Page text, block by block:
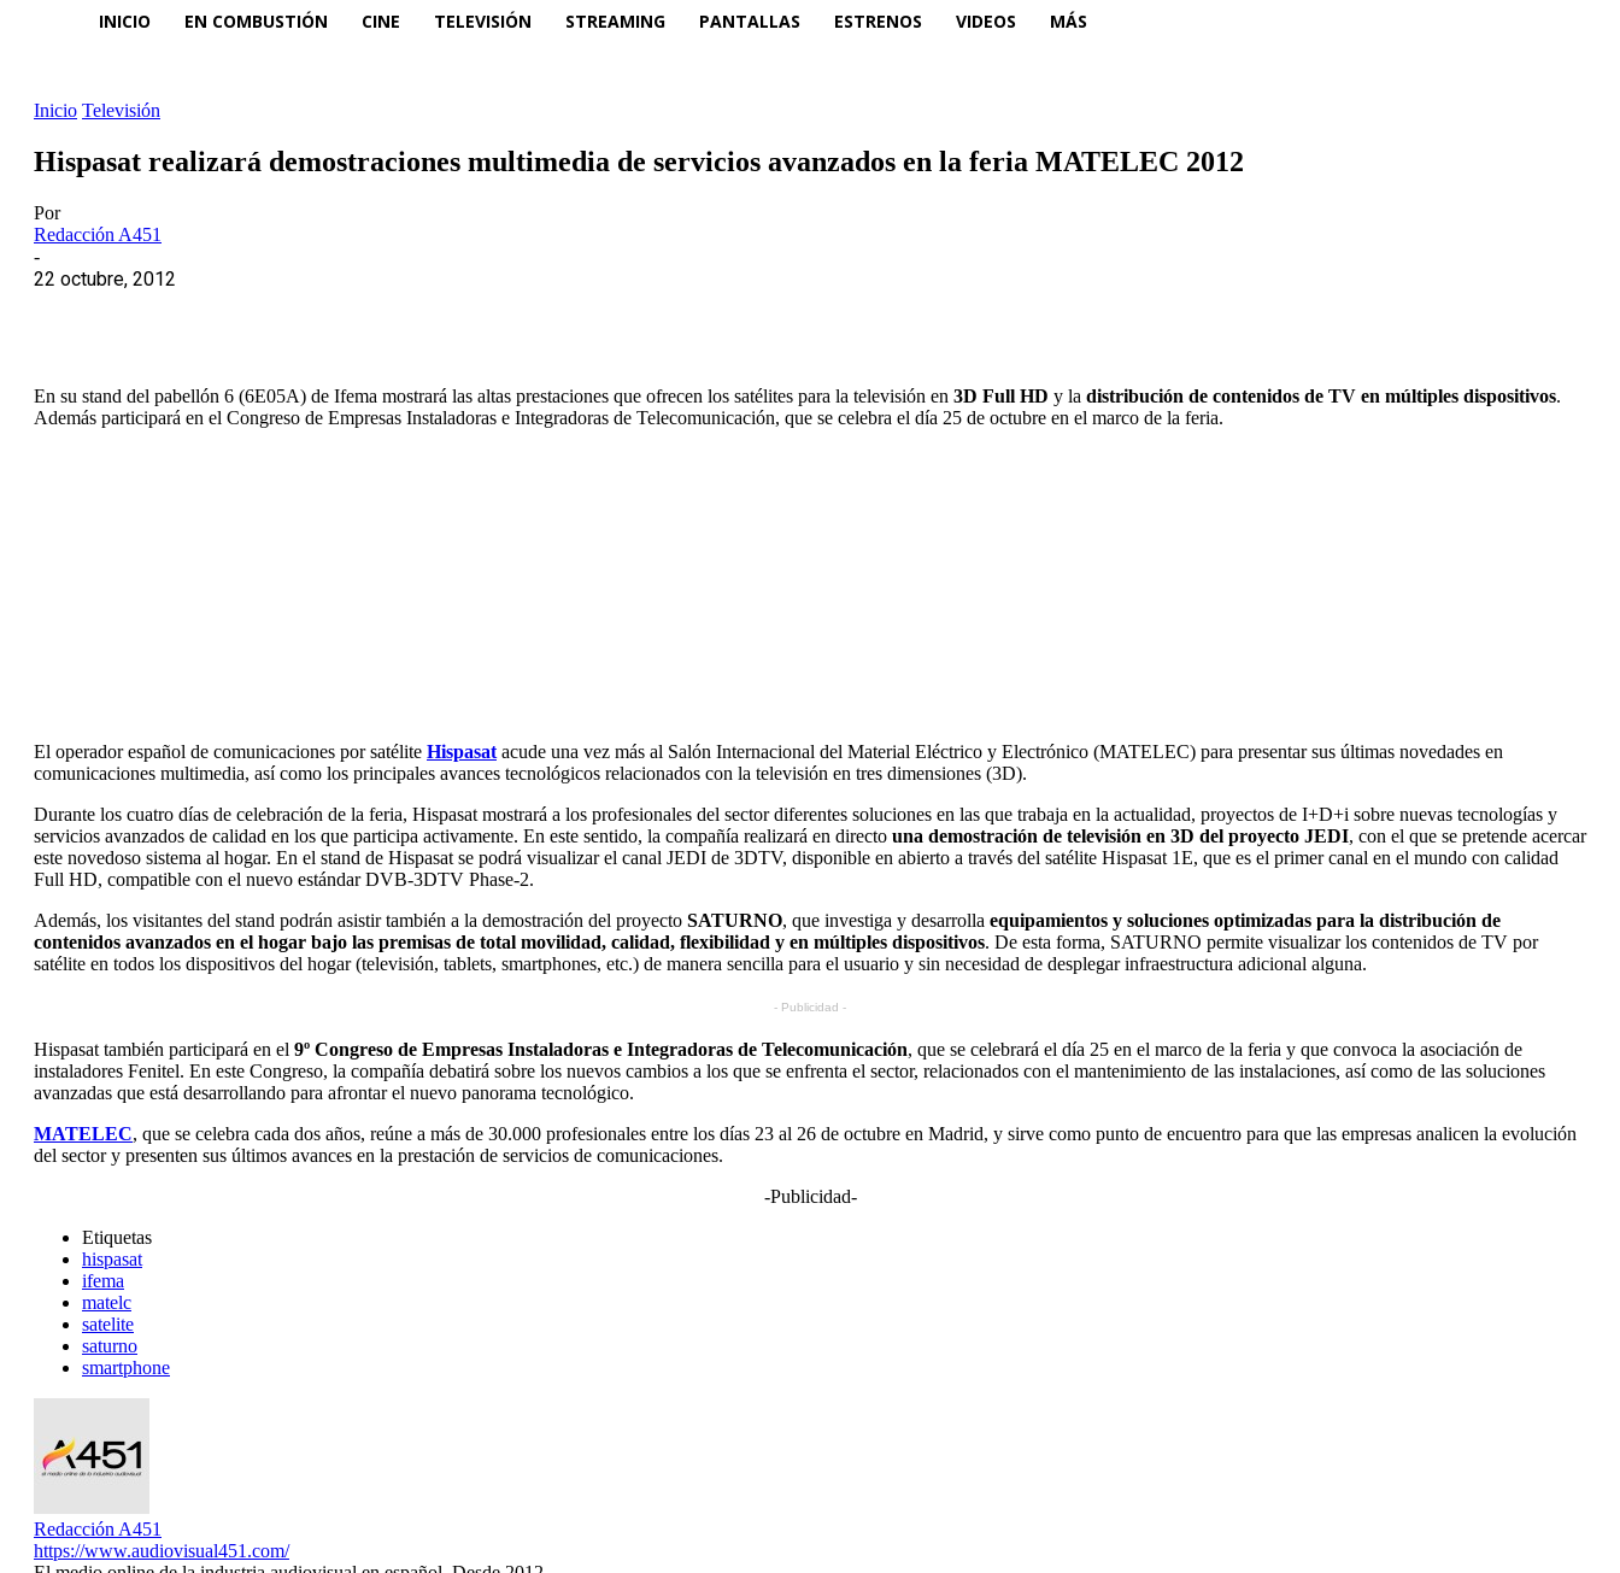
INICIO EN COMBUSTIÓN CINE TELEVISIÓN STREAMING PANTALLAS ESTRENOS VIDEOS MÁS
Inicio Televisión
Hispasat realizará demostraciones multimedia de servicios avanzados en la feria MATELEC 2012
Por
Redacción A451
-
22 octubre, 2012
En su stand del pabellón 6 (6E05A) de Ifema mostrará las altas prestaciones que ofrecen los satélites para la televisión en 3D Full HD y la distribución de contenidos de TV en múltiples dispositivos.
Además participará en el Congreso de Empresas Instaladoras e Integradoras de Telecomunicación, que se celebra el día 25 de octubre en el marco de la feria.
El operador español de comunicaciones por satélite Hispasat acude una vez más al Salón Internacional del Material Eléctrico y Electrónico (MATELEC) para presentar sus últimas novedades en
comunicaciones multimedia, así como los principales avances tecnológicos relacionados con la televisión en tres dimensiones (3D).
Durante los cuatro días de celebración de la feria, Hispasat mostrará a los profesionales del sector diferentes soluciones en las que trabaja en la actualidad, proyectos de I+D+i sobre nuevas tecnologías y
servicios avanzados de calidad en los que participa activamente. En este sentido, la compañía realizará en directo una demostración de televisión en 3D del proyecto JEDI, con el que se pretende acercar
este novedoso sistema al hogar. En el stand de Hispasat se podrá visualizar el canal JEDI de 3DTV, disponible en abierto a través del satélite Hispasat 1E, que es el primer canal en el mundo con calidad
Full HD, compatible con el nuevo estándar DVB-3DTV Phase-2.
Además, los visitantes del stand podrán asistir también a la demostración del proyecto SATURNO, que investiga y desarrolla equipamientos y soluciones optimizadas para la distribución de
contenidos avanzados en el hogar bajo las premisas de total movilidad, calidad, flexibilidad y en múltiples dispositivos. De esta forma, SATURNO permite visualizar los contenidos de TV por
satélite en todos los dispositivos del hogar (televisión, tablets, smartphones, etc.) de manera sencilla para el usuario y sin necesidad de desplegar infraestructura adicional alguna.
- Publicidad -
Hispasat también participará en el 9º Congreso de Empresas Instaladoras e Integradoras de Telecomunicación, que se celebrará el día 25 en el marco de la feria y que convoca la asociación de
instaladores Fenitel. En este Congreso, la compañía debatirá sobre los nuevos cambios a los que se enfrenta el sector, relacionados con el mantenimiento de las instalaciones, así como de las soluciones
avanzadas que está desarrollando para afrontar el nuevo panorama tecnológico.
MATELEC, que se celebra cada dos años, reúne a más de 30.000 profesionales entre los días 23 al 26 de octubre en Madrid, y sirve como punto de encuentro para que las empresas analicen la evolución
del sector y presenten sus últimos avances en la prestación de servicios de comunicaciones.
-Publicidad-
Etiquetas
hispasat
ifema
matelc
satelite
saturno
smartphone
Redacción A451
https://www.audiovisual451.com/